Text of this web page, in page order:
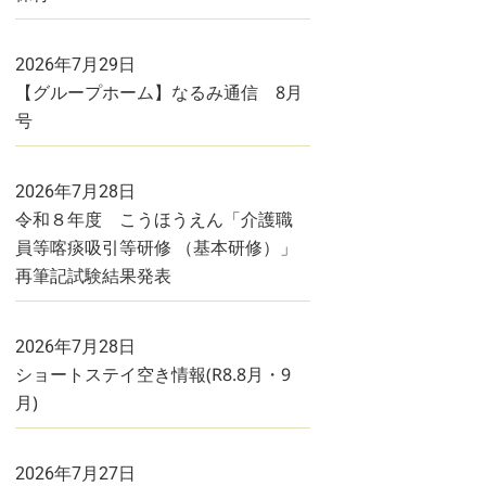
2026年7月29日
【グループホーム】なるみ通信 8月
号
2026年7月28日
令和８年度 こうほうえん「介護職
員等喀痰吸引等研修 （基本研修）」
再筆記試験結果発表
2026年7月28日
ショートステイ空き情報(R8.8月・9
月)
2026年7月27日